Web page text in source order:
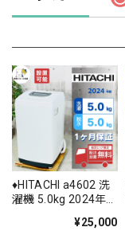
♦️HITACHI a4602 洗
濯機 5.0kg 2024年
¥25,000